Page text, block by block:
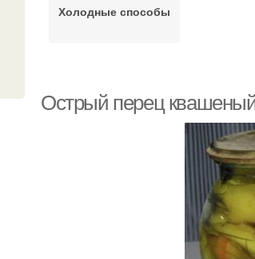
Холодные способы
Острый перец